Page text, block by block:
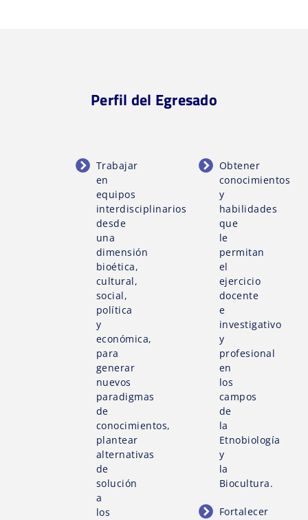
Perfil del Egresado
Trabajar
en
equipos
interdisciplinarios
desde
una
dimensión
bioética,
cultural,
social,
política
y
económica,
para
generar
nuevos
paradigmas
de
conocimientos,
plantear
alternativas
de
solución
a
los
Obtener
conocimientos
y
habilidades
que
le
permitan
el
ejercicio
docente
e
investigativo
y
profesional
en
los
campos
de
la
Etnobiología
y
la
Biocultura.
Fortalecer